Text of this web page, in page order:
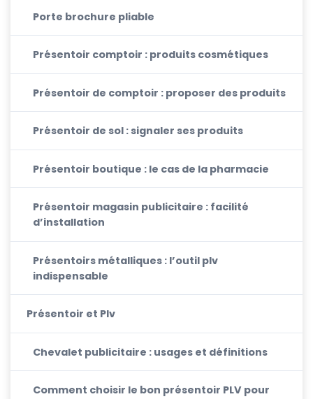
Porte brochure pliable
Présentoir comptoir : produits cosmétiques
Présentoir de comptoir : proposer des produits
Présentoir de sol : signaler ses produits
Présentoir boutique : le cas de la pharmacie
Présentoir magasin publicitaire : facilité
d’installation
Présentoirs métalliques : l’outil plv
indispensable
Présentoir et Plv
Chevalet publicitaire : usages et définitions
Comment choisir le bon présentoir PLV pour